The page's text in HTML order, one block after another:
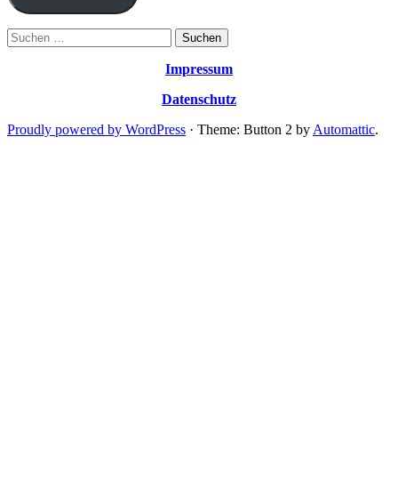
Suchen
nach:
Impressum
Datenschutz
Proudly powered by WordPress · Theme: Button 2 by Automattic.